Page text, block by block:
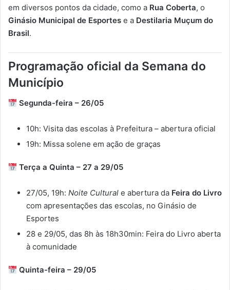
em diversos pontos da cidade, como a Rua Coberta, o
Ginásio Municipal de Esportes e a Destilaria Muçum do
Brasil.
Programação oficial da Semana do
Município
Segunda-feira – 26/05
10h: Visita das escolas à Prefeitura – abertura oficial
19h: Missa solene em ação de graças
TerçaaQuinta – 27a 29/05
27/05, 19h: Noite Cultural e abertura da Feira do Livro
com apresentações das escolas, no Ginásio de
Esportes
28 e 29/05, das 8h às 18h30min: Feira do Livro aberta
à comunidade
Quinta-feira – 29/05